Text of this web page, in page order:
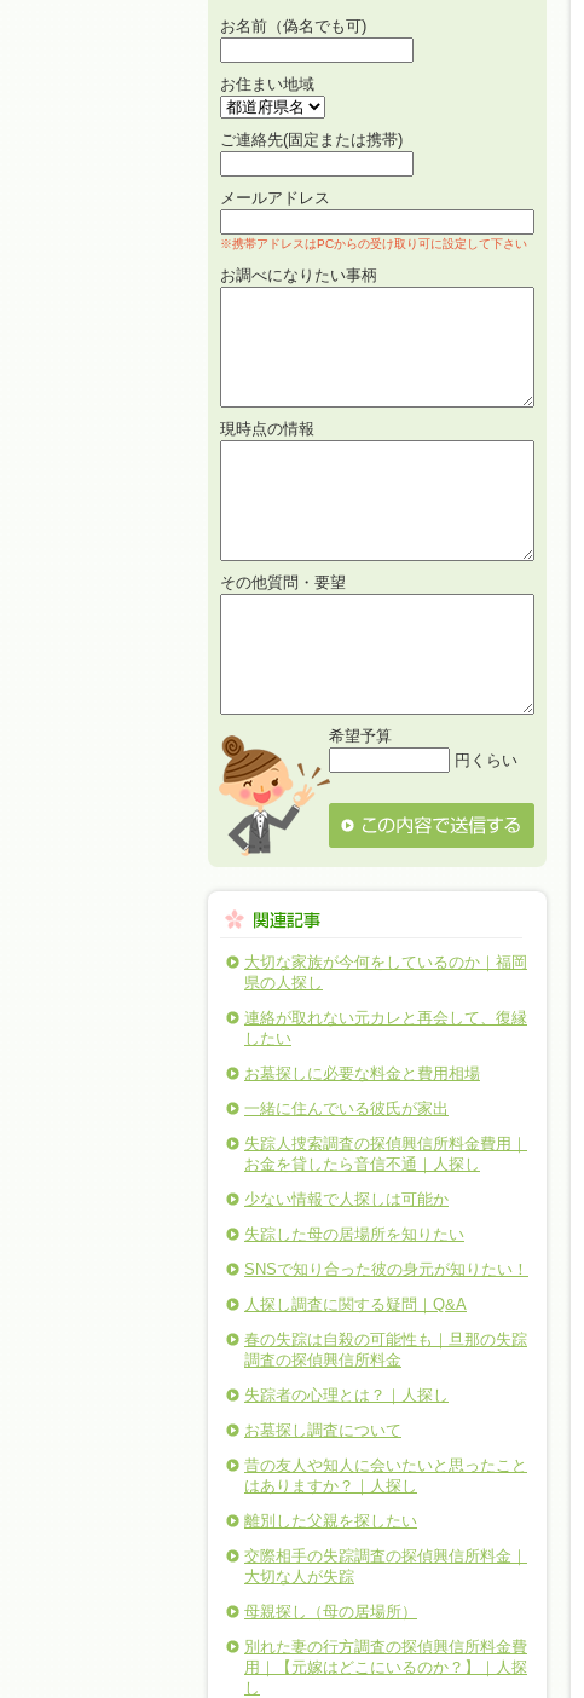
お名前（偽名でも可)
お住まい地域
ご連絡先(固定または携帯)
メールアドレス
※携帯アドレスはPCからの受け取り可に設定して下さい
お調べになりたい事柄
現時点の情報
その他質問・要望
希望予算
円くらい
大切な家族が今何をしているのか｜福岡
県の人探し
連絡が取れない元カレと再会して、復縁
したい
お墓探しに必要な料金と費用相場
一緒に住んでいる彼氏が家出
失踪人捜索調査の探偵興信所料金費用｜
お金を貸したら音信不通｜人探し
少ない情報で人探しは可能か
失踪した母の居場所を知りたい
SNSで知り合った彼の身元が知りたい！
人探し調査に関する疑問｜Q&A
春の失踪は自殺の可能性も｜旦那の失踪
調査の探偵興信所料金
失踪者の心理とは？｜人探し
お墓探し調査について
昔の友人や知人に会いたいと思ったこと
はありますか？｜人探し
離別した父親を探したい
交際相手の失踪調査の探偵興信所料金｜
大切な人が失踪
母親探し（母の居場所）
別れた妻の行方調査の探偵興信所料金費
用｜【元嫁はどこにいるのか？】｜人探
し